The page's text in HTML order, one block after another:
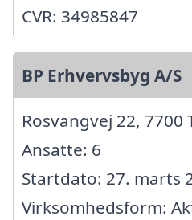
CVR: 34985847
BP Erhvervsbyg A/S
Rosvangvej 22, 7700
Ansatte: 6
Startdato: 27. marts
Virksomhedsform: